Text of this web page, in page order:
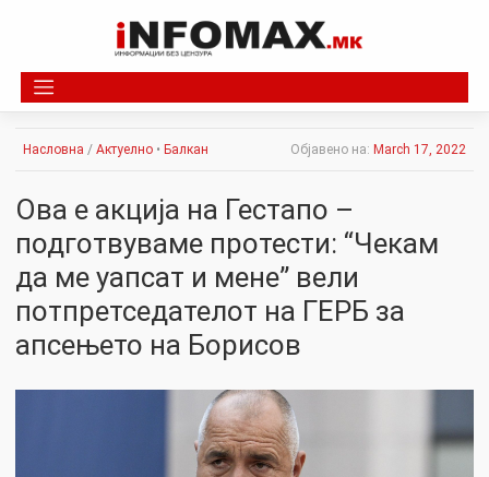
Насловна / Актуелно • Балкан Објавено на: March 17, 2022
Ова е акција на Гестапо –
подготвуваме протести: “Чекам
да ме уапсат и мене” вели
потпретседателот на ГЕРБ за
апсењето на Борисов